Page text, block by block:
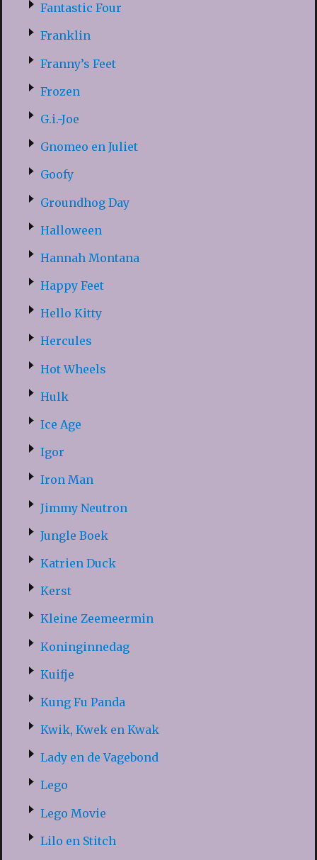
Fantastic Four
Franklin
Franny’s Feet
Frozen
G.i.-Joe
Gnomeo en Juliet
Goofy
Groundhog Day
Halloween
Hannah Montana
Happy Feet
Hello Kitty
Hercules
Hot Wheels
Hulk
Ice Age
Igor
Iron Man
Jimmy Neutron
Jungle Boek
Katrien Duck
Kerst
Kleine Zeemeermin
Koninginnedag
Kuifje
Kung Fu Panda
Kwik, Kwek en Kwak
Lady en de Vagebond
Lego
Lego Movie
Lilo en Stitch